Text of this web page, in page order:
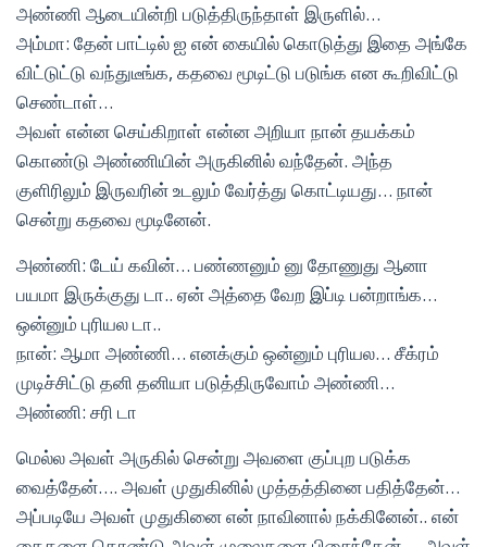
அண்ணி ஆடையின்றி படுத்திருந்தாள் இருளில்…
அம்மா: தேன் பாட்டில் ஐ என் கையில் கொடுத்து இதை அங்கே
விட்டுட்டு வந்துடீங்க, கதவை மூடிட்டு படுங்க என கூறிவிட்டு
செண்டாள்…
அவள் என்ன செய்கிறாள் என்ன அறியா நான் தயக்கம்
கொண்டு அண்ணியின் அருகினில் வந்தேன். அந்த
குளிரிலும் இருவரின் உடலும் வேர்த்து கொட்டியது… நான்
சென்று கதவை மூடினேன்.
அண்ணி: டேய் கவின்… பண்ணனும் னு தோணுது ஆனா
பயமா இருக்குது டா.. ஏன் அத்தை வேற இப்டி பன்றாங்க…
ஒன்னும் புரியல டா..
நான்: ஆமா அண்ணி… எனக்கும் ஒன்னும் புரியல… சீக்ரம்
முடிச்சிட்டு தனி தனியா படுத்திருவோம் அண்ணி…
அண்ணி: சரி டா
மெல்ல அவள் அருகில் சென்று அவளை குப்புற படுக்க
வைத்தேன்…. அவள் முதுகினில் முத்தத்தினை பதித்தேன்…
அப்படியே அவள் முதுகினை என் நாவினால் நக்கினேன்.. என்